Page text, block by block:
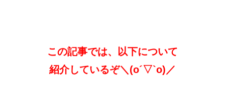
この記事では、以下について
紹介しているぞ＼(o´▽`o)／